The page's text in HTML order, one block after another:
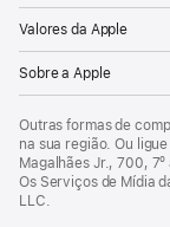
Valores da Apple
Sobre a Apple
Outras formas de
na sua região.Ou
Magalhães Jr., 700,
Os Serviços de Mídia
LLC.